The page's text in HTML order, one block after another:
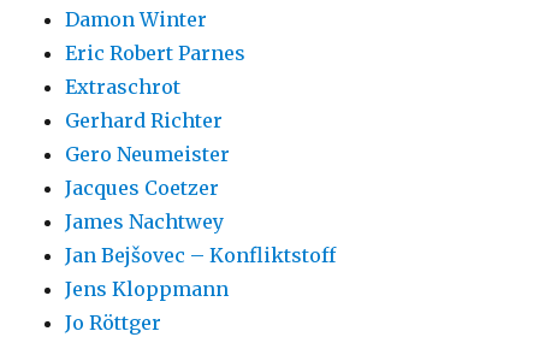
Damon Winter
Eric Robert Parnes
Extraschrot
Gerhard Richter
Gero Neumeister
Jacques Coetzer
James Nachtwey
Jan Bejšovec – Konfliktstoff
Jens Kloppmann
Jo Röttger